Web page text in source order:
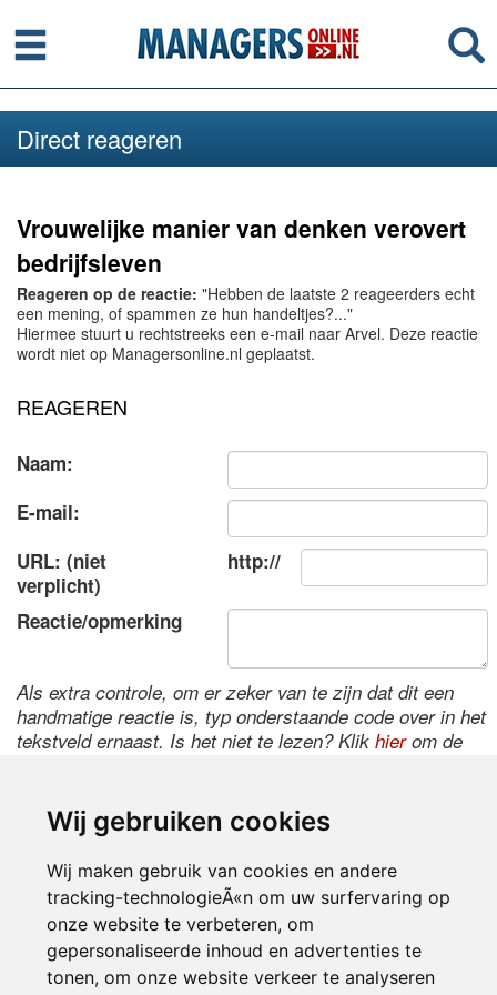
Wij gebruiken cookies
Wij maken gebruik van cookies en andere
tracking-technologieÃ«n om uw surfervaring op
onze website te verbeteren, om
gepersonaliseerde inhoud en advertenties te
tonen, om onze website verkeer te analyseren
Menu
Direct reageren
Vrouwelijke manier van denken verovert
bedrijfsleven
Reageren op de reactie: "Hebben de laatste 2 reageerders echt
een mening, of spammen ze hun handeltjes?..."
Hiermee stuurt u rechtstreeks een e-mail naar Arvel. Deze reactie
wordt niet op Managersonline.nl geplaatst.
REAGEREN
Naam:
E-mail:
URL: (niet
verplicht)
http://
Reactie/opmerking
Als extra controle, om er zeker van te zijn dat dit een
handmatige reactie is, typ onderstaande code over in het
tekstveld ernaast. Is het niet te lezen? Klik hierom de